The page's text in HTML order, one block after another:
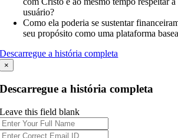
usuário?
Como ela poderia se sustentar
seu propósito como uma plataforma
Descarregue a história completa
×
Descarregue a história completa
Leave this field blank